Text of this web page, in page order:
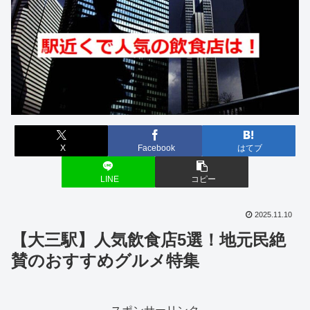
X Facebook はてブ
LINE コピー
2025.11.10
【大三駅】人気飲食店5選！地元民絶
賛のおすすめグルメ特集